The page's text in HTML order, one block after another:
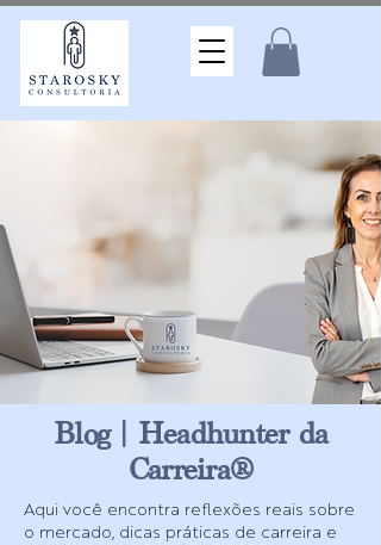
Blog | Headhunter da
Carreira®
Aqui você encontra reflexões reais sobre
o mercado, dicas práticas de carreira e